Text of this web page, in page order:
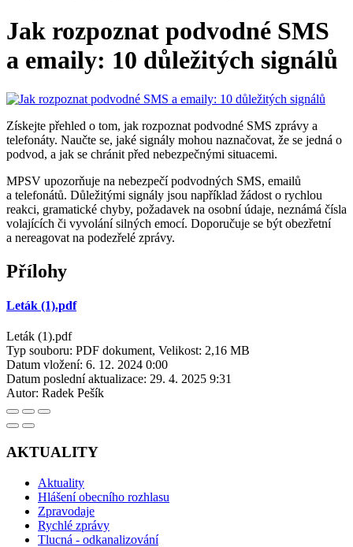
Jak rozpoznat podvodné SMS
a emaily: 10 důležitých signálů
Získejte přehled o tom, jak rozpoznat podvodné SMS zprávy a
telefonáty. Naučte se, jaké signály mohou naznačovat, že se jedná o
podvod, a jak se chránit před nebezpečnými situacemi.
MPSV upozorňuje na nebezpečí podvodných SMS, emailů
a telefonátů. Důležitými signály jsou například žádost o rychlou
reakci, gramatické chyby, požadavek na osobní údaje, neznámá čísla
volajících či vyvolání silných emocí. Doporučuje se být obezřetní
a nereagovat na podezřelé zprávy.
Přílohy
Leták (1).pdf
Leták (1).pdf
Typ souboru: PDF dokument, Velikost: 2,16 MB
Datum vložení: 6. 12. 2024 0:00
Datum poslední aktualizace: 29. 4. 2025 9:31
Autor: Radek Pešík
AKTUALITY
Aktuality
Hlášení obecního rozhlasu
Zpravodaje
Rychlé zprávy
Tlucná - odkanalizování